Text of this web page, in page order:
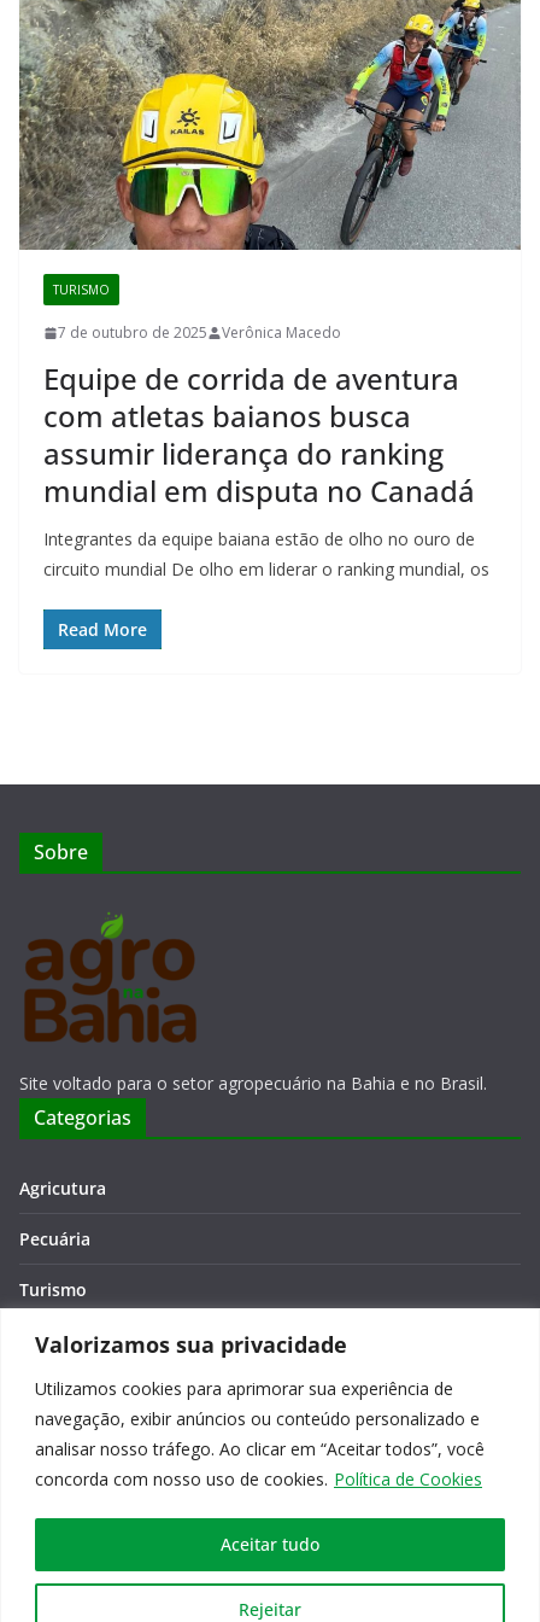
Valorizamos sua privacidade
Utilizamos cookies para aprimorar sua experiência de
navegação, exibir anúncios ou conteúdo personalizado e
analisar nosso tráfego. Ao clicar em “Aceitar todos”, você
concorda com nosso uso de cookies. Política de Cookies
Rejeitar
Aceitar tudo
TURISMO
7 de outubro de 2025 Verônica Macedo
Equipe de corrida de aventura
com atletas baianos busca
assumir liderança do ranking
mundial em disputa no Canadá
Integrantes da equipe baiana estão de olho no ouro de
circuito mundial De olho em liderar o ranking mundial, os
Read More
Sobre
Site voltado para o setor agropecuário na Bahia e no Brasil.
Categorias
Agricutura
Pecuária
Turismo
Economia
Meio Ambiente
Editora: Verônica Macêdo
Copyright © 2026Agro na Bahia. Todos os direitos reservados.
por ThemeGrill. Powered by